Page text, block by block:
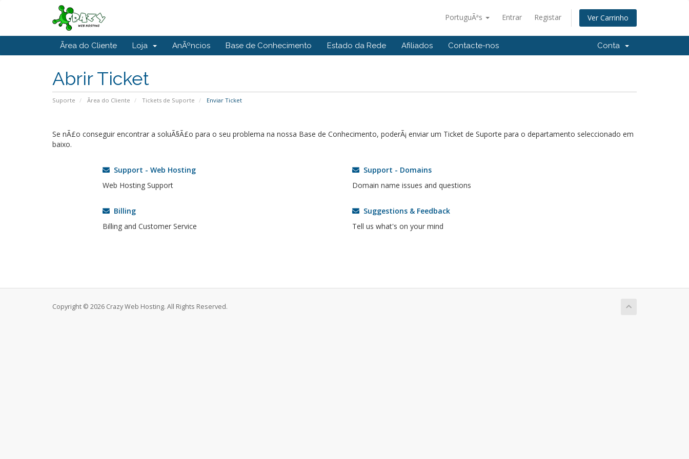
PortuguÃªs Entrar Registar Ver Carrinho
Ãrea do Cliente Loja AnÃºncios Base de Conhecimento Estado da Rede Afiliados Contacte-nos Conta
Abrir Ticket
Suporte Ãrea do Cliente Tickets de Suporte Enviar Ticket
Se nÃ£o conseguir encontrar a soluÃ§Ã£o para o seu problema na nossa Base de Conhecimento, poderÃ¡ enviar um Ticket de Suporte para o departamento seleccionado em
baixo.
Support - Web Hosting
Web Hosting Support
Support - Domains
Domain name issues and questions
Billing
Billing and Customer Service
Suggestions & Feedback
Tell us what's on your mind
Copyright © 2026 Crazy Web Hosting. All Rights Reserved.